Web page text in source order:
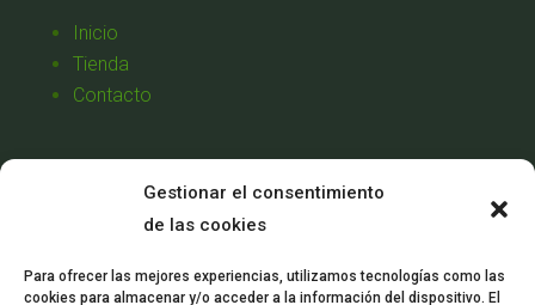
Gestionar el consentimiento
de las cookies
Para ofrecer las mejores experiencias, utilizamos tecnologías como las
cookies para almacenar y/o acceder a la información del dispositivo. El
Inicio
Tienda
Contacto
Aviso Legal
Política de Privacidad
Condiciones de Venta